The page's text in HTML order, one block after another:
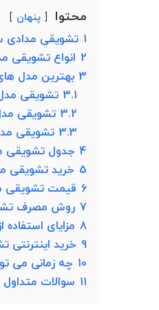
محتوا پنهان
1 تشویقی
2 انواع تشویقی
3 بهترین مدل
3.1 تشویقی مدل
3.2 تشویقی
3.3 تشویقی
4 جدول تشویقی
5 خرید تشویقی
6 قیمت تشویقی
7 روش مصرف
8 مزایای
9 خرید
10 چه زمانی می
11 سوالات متداول